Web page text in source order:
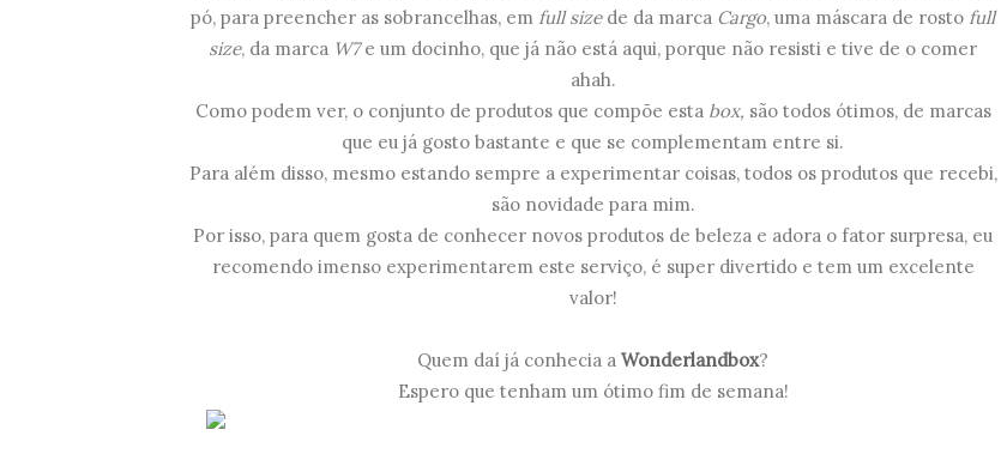
pó, para preencher as sobrancelhas, em full size de da marca Cargo, uma máscara de rosto full
size, da marca W7e um docinho, que já não está aqui, porque não resisti e tive de o comer
ahah.
Como podem ver, o conjunto de produtos que compõe esta box, são todos ótimos, de marcas
que eu já gosto bastante e que se complementam entre si.
Para além disso, mesmo estando sempre a experimentar coisas, todos os produtos que recebi,
são novidade para mim.
Por isso, para quem gosta de conhecer novos produtos de beleza e adora o fator surpresa, eu
recomendo imenso experimentarem este serviço, é super divertido e tem um excelente
valor!
Quem daí já conhecia a Wonderlandbox?
Espero que tenham um ótimo fim de semana!